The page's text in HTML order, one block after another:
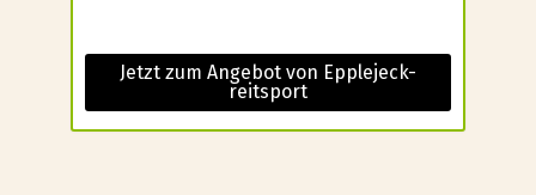
Jetzt zum Angebot von Epplejeck-
reitsport